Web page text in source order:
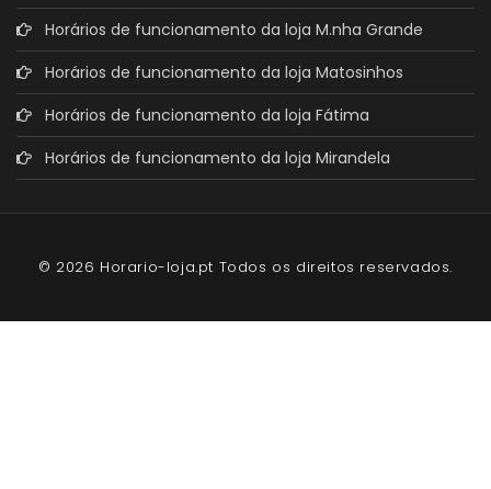
Horários de funcionamento da loja M.nha Grande
Horários de funcionamento da loja Matosinhos
Horários de funcionamento da loja Fátima
Horários de funcionamento da loja Mirandela
© 2026 Horario-loja.pt Todos os direitos reservados.